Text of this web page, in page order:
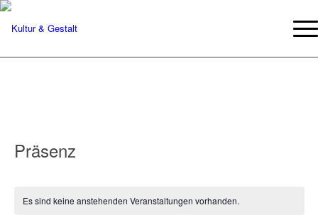
Präsenz
Es sind keine anstehenden Veranstaltungen vorhanden.